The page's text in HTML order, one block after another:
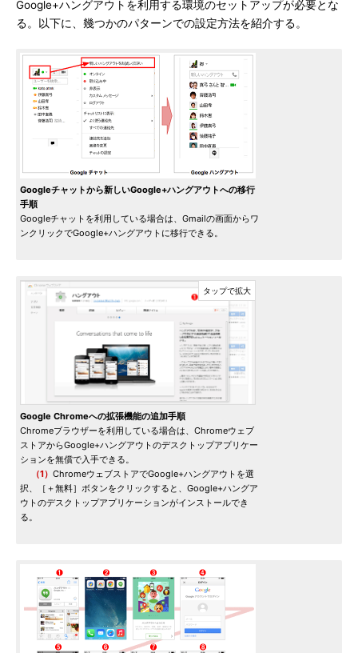
Google+ハングアウトを利用する環境のセットアップが必要とな
る。以下に、幾つかのパターンでの設定方法を紹介する。
Googleチャットから新しいGoogle+ハングアウトへの移行
手順
Googleチャットを利用している場合は、Gmailの画面からワ
ンクリックでGoogle+ハングアウトに移行できる。
Google Chromeへの拡張機能の追加手順
Chromeブラウザーを利用している場合は、Chromeウェブ
ストアからGoogle+ハングアウトのデスクトップアプリケー
ションを無償で入手できる。
（1） ChromeウェブストアでGoogle+ハングアウトを選
択、［＋無料］ボタンをクリックすると、Google+ハングア
ウトのデスクトップアプリケーションがインストールでき
る。